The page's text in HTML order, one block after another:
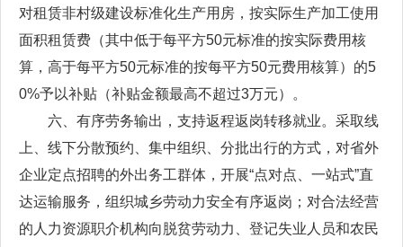
对租赁非村级建设标准化生产用房，按实际生产加工使用
面积租赁费（其中低于每平方50元标准的按实际费用核
算，高于每平方50元标准的按每平方50元费用核算）的5
0%予以补贴（补贴金额最高不超过3万元）。
六、有序劳务输出，支持返程返岗转移就业。采取线
上、线下分散预约、集中组织、分批出行的方式，对省外
企业定点招聘的外出务工群体，开展“点对点、一站式”直
达运输服务，组织城乡劳动力安全有序返岗；对合法经营
的人力资源职介机构向脱贫劳动力、登记失业人员和农民